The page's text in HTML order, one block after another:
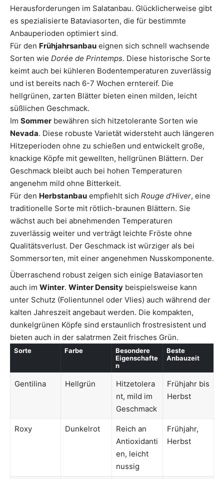
Herausforderungen im Salatanbau. Glücklicherweise gibt
es spezialisierte Bataviasorten, die für bestimmte
Anbauperioden optimiert sind.
Für den Frühjahrsanbau eignen sich schnell wachsende
Sorten wie Dorée de Printemps. Diese historische Sorte
keimt auch bei kühleren Bodentemperaturen zuverlässig
und ist bereits nach 6-7 Wochen erntereif. Die
hellgrünen, zarten Blätter bieten einen milden, leicht
süßlichen Geschmack.
Im Sommer bewähren sich hitzetolerante Sorten wie
Nevada. Diese robuste Varietät widersteht auch längeren
Hitzeperioden ohne zu schießen und entwickelt große,
knackige Köpfe mit gewellten, hellgrünen Blättern. Der
Geschmack bleibt auch bei hohen Temperaturen
angenehm mild ohne Bitterkeit.
Für den Herbstanbau empfiehlt sich Rouge d’Hiver, eine
traditionelle Sorte mit rötlich-braunen Blättern. Sie
wächst auch bei abnehmenden Temperaturen
zuverlässig weiter und verträgt leichte Fröste ohne
Qualitätsverlust. Der Geschmack ist würziger als bei
Sommersorten, mit einer angenehmen Nusskomponente.
Überraschend robust zeigen sich einige Bataviasorten
auch im Winter. Winter Density beispielsweise kann
unter Schutz (Folientunnel oder Vlies) auch während der
kalten Jahreszeit angebaut werden. Die kompakten,
dunkelgrünen Köpfe sind erstaunlich frostresistent und
bieten auch in der salatrmen Zeit frisches Grün.
Sorte Farbe
Besondere
Eigenschafte
n
Beste
Anbauzeit
Gentilina Hellgrün
Hitzetolera
nt, mild im
Geschmack
Frühjahr bis
Herbst
Roxy Dunkelrot
Reich an
Antioxidanti
en, leicht
nussig
Frühjahr,
Herbst